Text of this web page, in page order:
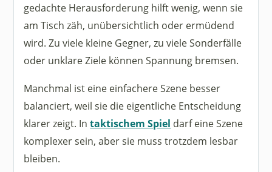
gedachte Herausforderung hilft wenig, wenn sie
am Tisch zäh, unübersichtlich oder ermüdend
wird. Zu viele kleine Gegner, zu viele Sonderfälle
oder unklare Ziele können Spannung bremsen.
Manchmal ist eine einfachere Szene besser
balanciert, weil sie die eigentliche Entscheidung
klarer zeigt. Intaktischem Spiel darf eine Szene
komplexer sein, aber sie muss trotzdem lesbar
bleiben.